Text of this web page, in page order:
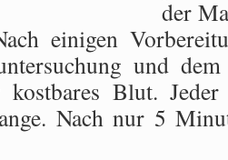
der
einigen
und
kostbares Blut.
Nach nur 5